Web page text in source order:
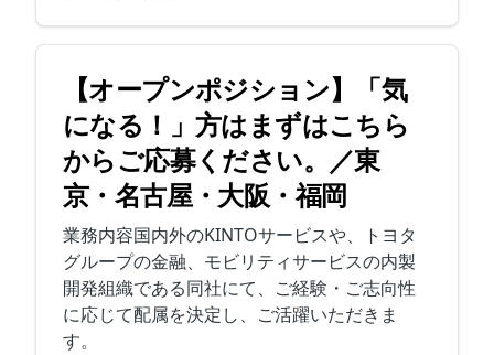
【オープンポジション】「気
になる！」方はまずはこちら
からご応募ください。／東
京・名古屋・大阪・福岡
業務内容国内外のKINTOサービスや、トヨタ
グループの金融、モビリティサービスの内製
開発組織である同社にて、ご経験・ご志向性
に応じて配属を決定し、ご活躍いただきま
す。